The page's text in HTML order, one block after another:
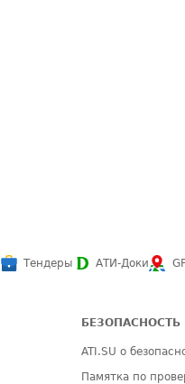
Тендеры АТИ-Доки
БЕЗОПАСНОСТЬ
ATI.SU о
Памятка по